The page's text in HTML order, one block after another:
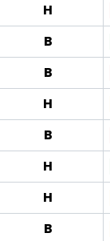
H
B
B
H
B
H
H
B